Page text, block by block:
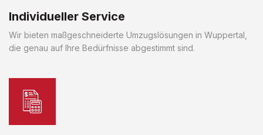
Individueller Service
Wir bieten maßgeschneiderte Umzugslösungen in Wuppertal,
die genau auf Ihre Bedürfnisse abgestimmt sind.